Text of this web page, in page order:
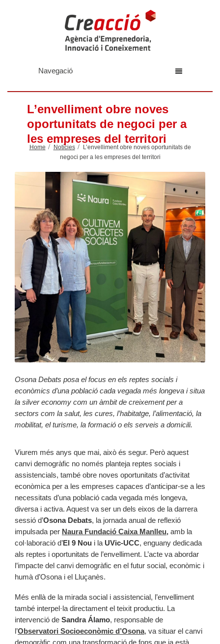
Navegació
L’envelliment obre noves
oportunitats de negoci per a
les empreses del territori
Home Notícies
L’envelliment obre noves oportunitats de
negoci per a les empreses del territori
Osona Debats posa el focus en els reptes socials i
econòmics d’una població cada vegada més longeva i situa
la silver economy com un àmbit de creixement per a
sectors com la salut, les cures, l’habitatge, l’alimentació, la
mobilitat, el turisme, la formació o els serveis a domicili.
Viurem més anys que mai, això és segur. Però aquest
canvi demogràfic no només planteja reptes socials i
assistencials, també obre noves oportunitats d’activitat
econòmica per a les empreses capaces d’anticipar-se a les
necessitats d’una població cada vegada més longeva,
diversa i activa. Aquest va ser un dels eixos de la darrera
sessió d’Osona Debats, la jornada anual de reflexió
impulsada per Naura Fundació Caixa Manlleu, amb la
col·laboració d’El 9 Nou i la UVic-UCC, enguany dedicada
als reptes i oportunitats de l’envelliment. L’acte va abordar
l’impacte del canvi demogràfic en el futur social, econòmic i
humà d’Osona i el Lluçanès.
Més enllà de la mirada social i assistencial, l’envelliment
també interpel·la directament el teixit productiu. La
intervenció de Sandra Álamo, responsable de
l’Observatori Socioeconòmic d’Osona, va situar el canvi